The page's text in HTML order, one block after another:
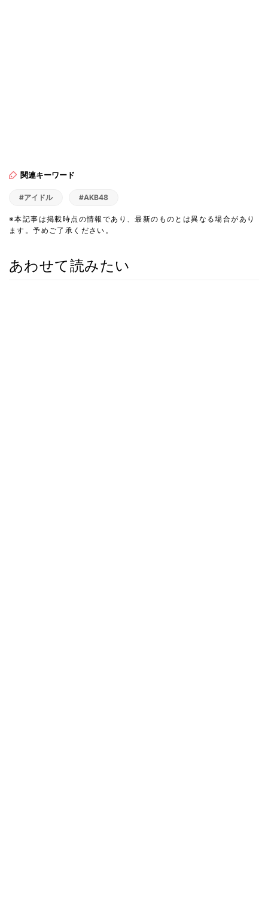
関連キーワード
#アイドル #AKB48
※本記事は掲載時点の情報であり、最新のものとは異なる場合があり
ます。予めご了承ください。
あわせて読みたい